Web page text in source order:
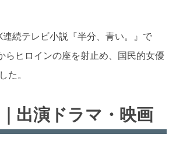
続テレビ小説『半分、青い。』で
らヒロインの座を射止め、国民的女優
た。
出演ドラマ・映画